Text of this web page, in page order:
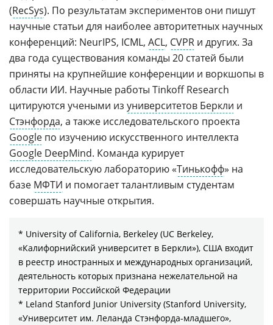
(RecSys). По результатам экспериментов они пишут
научные статьи для наиболее авторитетных научных
конференций: NeurIPS, ICML, ACL, CVPR и других. За
два года существования команды 20 статей были
приняты на крупнейшие конференции и воркшопы в
области ИИ. Научные работы Tinkoff Research
цитируются учеными из университетов Беркли и
Стэнфорда, а также исследовательского проекта
Google по изучению искусственного интеллекта
Google DeepMind. Команда курирует
исследовательскую лабораторию «Тинькофф» на
базе МФТИ и помогает талантливым студентам
совершать научные открытия.
* University of California, Berkeley (UC Berkeley,
«Калифорнийский университет в Беркли»), США входит
в реестр иностранных и международных организаций,
деятельность которых признана нежелательной на
территории Российской Федерации
* Leland Stanford Junior University (Stanford University,
«Университет им. Леланда Стэнфорда-младшего»,